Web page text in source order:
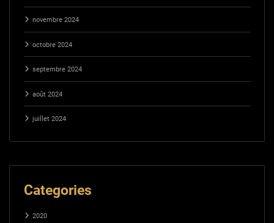
novembre 2024
octobre 2024
septembre 2024
août 2024
juillet 2024
Categories
2020